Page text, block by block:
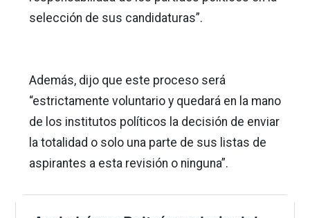
selección de sus candidaturas”.
Además, dijo que este proceso será
“estrictamente voluntario y quedará en la mano
de los institutos políticos la decisión de enviar
la totalidad o solo una parte de sus listas de
aspirantes a esta revisión o ninguna”.